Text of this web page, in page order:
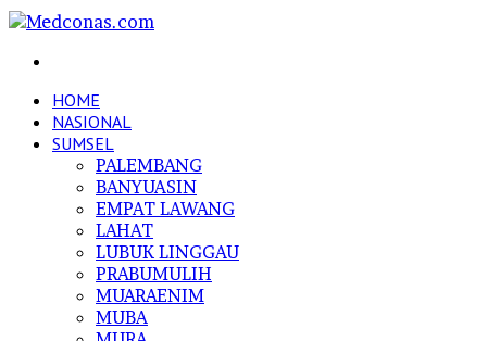
HOME
NASIONAL
SUMSEL
PALEMBANG
BANYUASIN
EMPAT LAWANG
LAHAT
LUBUK LINGGAU
PRABUMULIH
MUARAENIM
MUBA